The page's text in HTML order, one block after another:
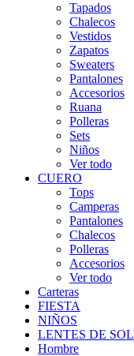
Tapados
Chalecos
Vestidos
Zapatos
Sweaters
Pantalones
Accesorios
Ruana
Polleras
Sets
Niños
Ver todo
CUERO
Tops
Camperas
Pantalones
Chalecos
Polleras
Accesorios
Ver todo
Carteras
FIESTA
NIÑOS
LENTES DE SOL
Hombre